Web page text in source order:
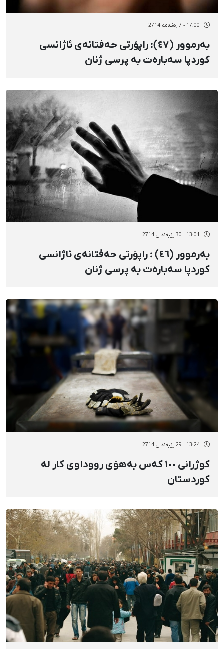
17:00 - 7 رەشەمه 2714
بەرموور (٤٧): راپۆرتی حەفتانەی ئاژانسی
کوردپا سەبارەت بە پرسی ژنان
13:01 - 30 رێبەندان 2714
بەرموور (٤٦) : راپۆرتی حەفتانەی ئاژانسی
کوردپا سەبارەت بە پرسی ژنان
13:24 - 29 رێبەندان 2714
کوژرانی ١٠٠ کەس بەهۆی رووداوی کار لە
کوردستان